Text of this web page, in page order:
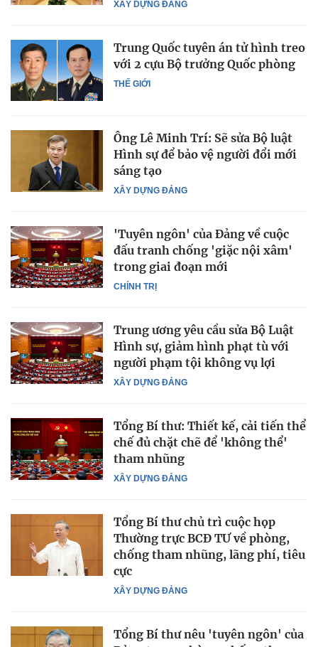
XÂY DỰNG ĐẢNG
THẾ GIỚI
Trung Quốc tuyên án tử hình treo
với 2 cựu Bộ trưởng Quốc phòng
XÂY DỰNG ĐẢNG
Ông Lê Minh Trí: Sẽ sửa Bộ luật
Hình sự để bảo vệ người đổi mới
sáng tạo
CHÍNH TRỊ
'Tuyên ngôn' của Đảng về cuộc
đấu tranh chống 'giặc nội xâm'
trong giai đoạn mới
XÂY DỰNG ĐẢNG
Trung ương yêu cầu sửa Bộ Luật
Hình sự, giảm hình phạt tù với
người phạm tội không vụ lợi
XÂY DỰNG ĐẢNG
Tổng Bí thư: Thiết kế, cải tiến thể
chế đủ chặt chẽ để 'không thể'
tham nhũng
XÂY DỰNG ĐẢNG
Tổng Bí thư chủ trì cuộc họp
Thường trực BCĐ TƯ về phòng,
chống tham nhũng, lãng phí, tiêu
cực
Tổng Bí thư nêu 'tuyên ngôn' của